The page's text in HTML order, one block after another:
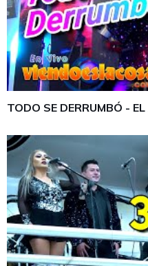
TODO SE DERRUMBÓ -